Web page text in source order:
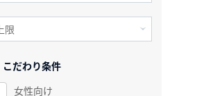
こだわり条件
女性向け